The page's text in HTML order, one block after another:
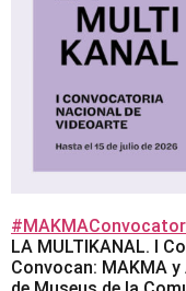
LA MULTIKANAL. I
Convocan: MAKMA